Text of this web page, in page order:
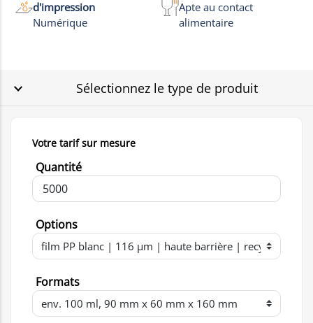
d'impression
Numérique
Apte au contact
alimentaire
Sélectionnez le type de produit
Votre tarif sur mesure
Quantité
Options
Formats